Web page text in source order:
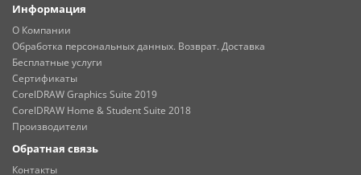
Информация
О Компании
Обработка персональных данных. Возврат. Доставка
Бесплатные услуги
Сертификаты
CorelDRAW Graphics Suite 2019
CorelDRAW Home & Student Suite 2018
Производители
Обратная связь
Контакты